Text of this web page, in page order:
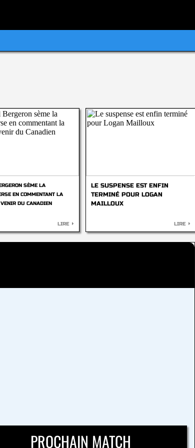
SÈME LA
EN COMMENTANT LA
DU CANADIEN
LIRE
LE SUSPENSE EST ENFIN
TERMINÉ POUR LOGAN
MAILLOUX
LIRE
PROCHAIN MATCH